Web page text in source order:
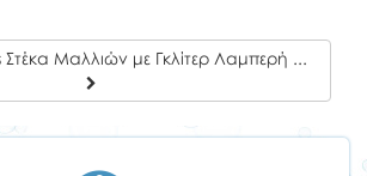
Great Pretenders Στέκα Μαλλιών με Γκλίτερ Λαμπερή Νυχτερίδα